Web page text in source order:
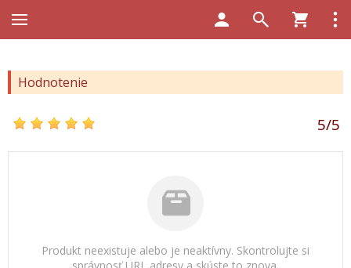
Hodnotenie
5/5
Produkt neexistuje alebo je neaktívny. Skontrolujte si